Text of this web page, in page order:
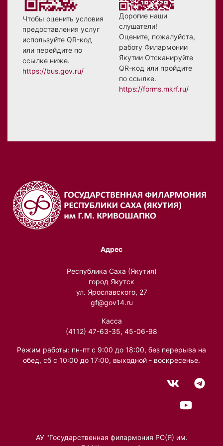
Чтобы оценить условия
предоставления услуг
используйте QR-код
или перейдите по
ссылке ниже.
https://bus.gov.ru/
Дорогие наши
слушатели!
Оцените, пожалуйста,
работу Филармонии
Якутии Отсканируйте
QR-код или пройдите
по ссылке.
https://forms.mkrf.ru/
Адрес
Республика Саха (Якутия)
город Якутск
ул. Ярославского, 27
gf@gov14.ru
Касса
(4112) 47-63-35, 45-06-98
Режим работы: пн-пт с 9:00 до 18:00, без перерыва на
обед, сб с 10:00 до 17:00, выходной - воскресенье.
АУ "Государственная филармония РС(Я) им.